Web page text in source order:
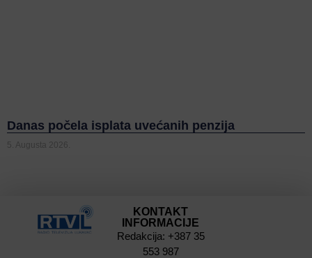
Danas počela isplata uvećanih penzija
5. Augusta 2026.
KONTAKT
INFORMACIJE
Redakcija: +387 35
553 987